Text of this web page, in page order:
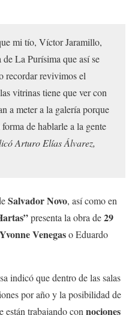
mi tío, Víctor Jaramillo,
La Purísima que así se
recordar revivimos el
vitrinas tiene que ver con
a meter a la galería porque
de hablarle a la gente
Arturo Elías Álvarez,
Salvador Novo, así como en
presenta la obra de29
Yvonne Venegaso Eduardo
indicó que dentro de las salas
por año y la posibilidad de
están trabajando con nociones